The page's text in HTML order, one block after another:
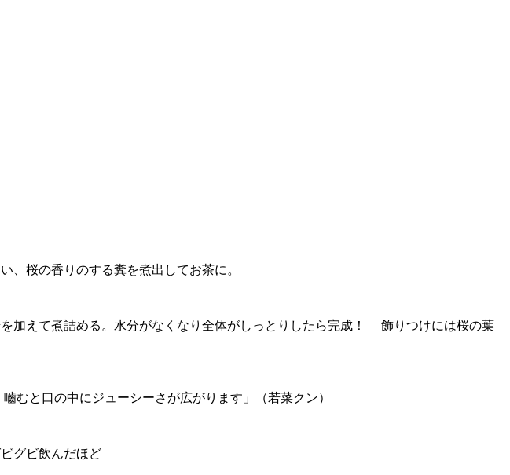
桜の香りのする糞を煮出してお茶に。
加えて煮詰める。水分がなくなり全体がしっとりしたら完成！ 飾りつけには桜の葉
むと口の中にジューシーさが広がります」（若菜クン）
グビ飲んだほど